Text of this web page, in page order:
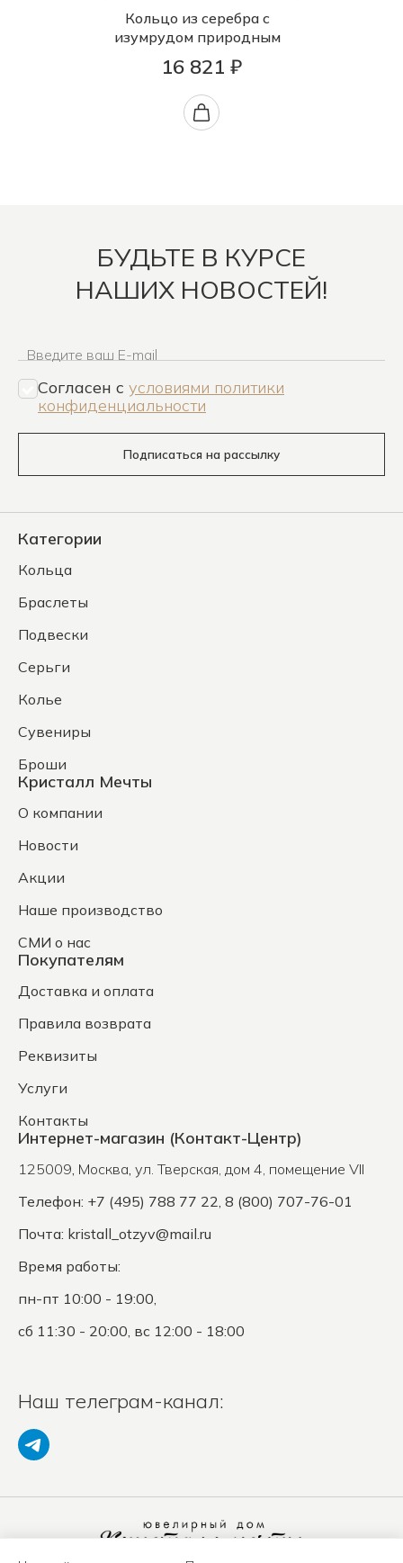
Кольцо из серебра с
изумрудом природным
16 821 ₽
БУДЬТЕ В КУРСЕ
НАШИХ НОВОСТЕЙ!
Введите ваш E-mail
Согласен c условиями политики
конфиденциальности
Подписаться на рассылку
Категории
Кольца
Браслеты
Подвески
Серьги
Колье
Сувениры
Броши
Кристалл Мечты
О компании
Новости
Акции
Наше производство
СМИ о нас
Покупателям
Доставка и оплата
Правила возврата
Реквизиты
Услуги
Контакты
Интернет-магазин (Контакт-Центр)
125009, Москва, ул. Тверская, дом 4, помещение VII
Телефон: +7 (495) 788 77 22, 8 (800) 707-76-01
Почта: kristall_otzyv@mail.ru
Время работы:
пн-пт 10:00 - 19:00,
сб 11:30 - 20:00, вс 12:00 - 18:00
Наш телеграм-канал: